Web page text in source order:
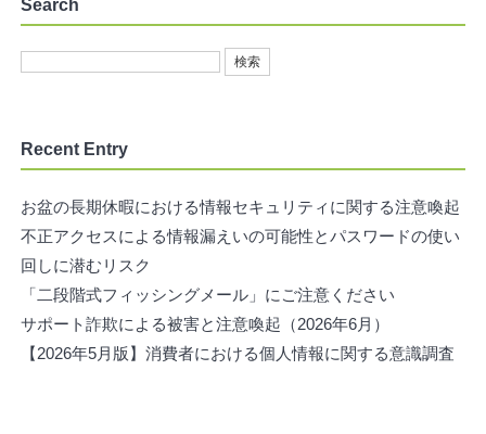
Search
Recent Entry
お盆の長期休暇における情報セキュリティに関する注意喚起
不正アクセスによる情報漏えいの可能性とパスワードの使い
回しに潜むリスク
「二段階式フィッシングメール」にご注意ください
サポート詐欺による被害と注意喚起（2026年6月）
【2026年5月版】消費者における個人情報に関する意識調査